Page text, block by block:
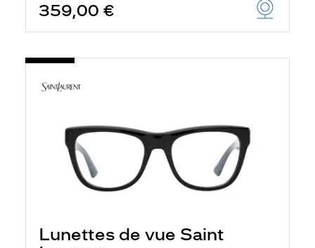
359,00 €
Lunettes de vue Saint